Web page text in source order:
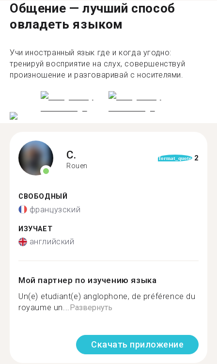
Общение — лучший способ
овладеть языком
Учи иностранный язык где и когда угодно:
тренируй восприятие на слух, совершенствуй
произношение и разговаривай с носителями.
C.
Rouen
format_quote 2
СВОБОДНЫЙ
французский
ИЗУЧАЕТ
английский
Мой партнер по изучению языка
Un(e) etudiant(e) anglophone, de préférence du
royaume un...Развернуть
Скачать приложение